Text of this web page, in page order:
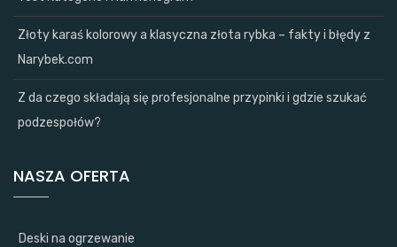
Złoty karaś kolorowy a klasyczna złota rybka – fakty i błędy z
Narybek.com
Z da czego składają się profesjonalne przypinki i gdzie szukać
podzespołów?
NASZA OFERTA
Deski na ogrzewanie